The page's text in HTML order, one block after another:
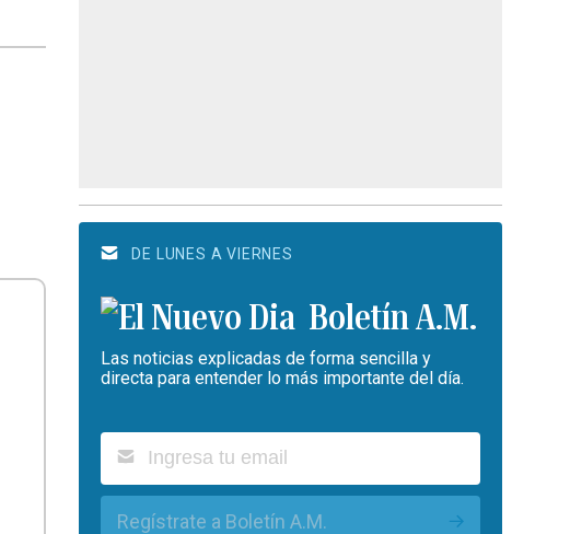
DE LUNES A VIERNES
Boletín A.M.
Las noticias explicadas de forma sencilla y
directa para entender lo más importante del día.
Regístrate a Boletín A.M.